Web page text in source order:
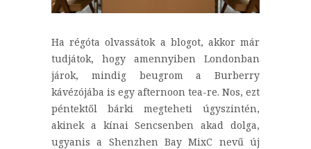
Ha régóta olvassátok a blogot, akkor már
tudjátok, hogy amennyiben Londonban
járok, mindig beugrom a Burberry
kávézójába is egy afternoon tea-re. Nos, ezt
péntektől bárki megteheti úgyszintén,
akinek a kínai Sencsenben akad dolga,
ugyanis a Shenzhen Bay MixC nevű új